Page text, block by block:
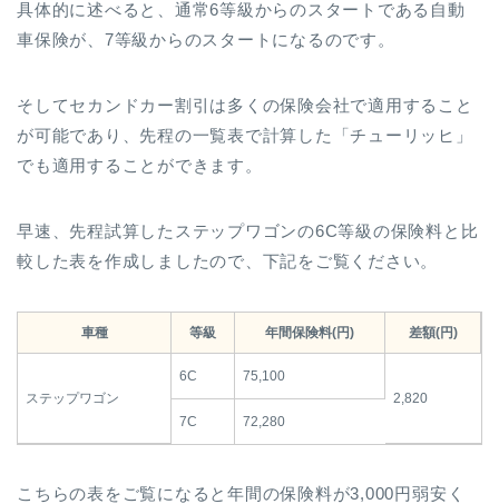
具体的に述べると、通常6等級からのスタートである自動
車保険が、7等級からのスタートになるのです。
そしてセカンドカー割引は多くの保険会社で適用すること
が可能であり、先程の一覧表で計算した「チューリッヒ」
でも適用することができます。
早速、先程試算したステップワゴンの6C等級の保険料と比
較した表を作成しましたので、下記をご覧ください。
車種 等級 年間保険料(円) 差額(円)
ステップワゴン
6C
75,100
2,820
7C
72,280
こちらの表をご覧になると年間の保険料が3,000円弱安く